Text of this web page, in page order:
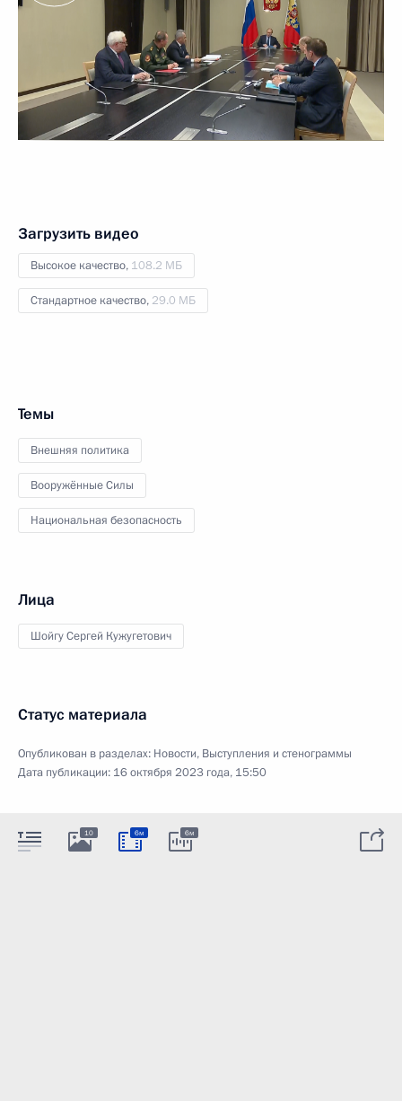
Загрузить видео
Высокое качество, 108.2 МБ
Стандартное качество, 29.0 МБ
Темы
Внешняя политика
Вооружённые Силы
Национальная безопасность
Лица
Шойгу Сергей Кужугетович
Статус материала
Опубликован в разделах: Новости, Выступления и стенограммы
Дата публикации: 16 октября 2023 года, 15:50
10 6м 6м